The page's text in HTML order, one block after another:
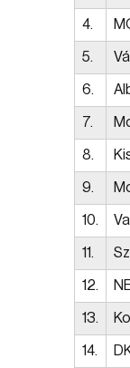
4.
5.
6.
7.
8.
9.
10.
11.
12.
13.
14.